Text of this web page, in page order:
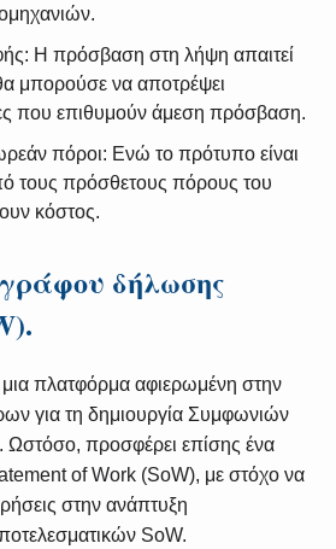
Η πρόσβαση στη λήψη απαιτεί
μπορούσε να αποτρέψει
που επιθυμούν άμεση πρόσβαση.
πόροι: Ενώ το πρότυπο είναι
τους πρόσθετους πόρους του
κόστος.
δήλωσης
μια πλατφόρμα αφιερωμένη στην
για τη δημιουργία Συμφωνιών
προσφέρει επίσης ένα
of Work (SoW), με στόχο να
στην ανάπτυξη
SoW.